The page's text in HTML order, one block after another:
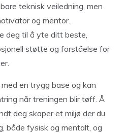
teknisk veiledning, men
og mentor.
deg til å yte ditt beste,
støtte og forståelse for
en trygg base og kan
når treningen blir tøff. Å
deg skaper et miljø der du
både fysisk og mentalt, og